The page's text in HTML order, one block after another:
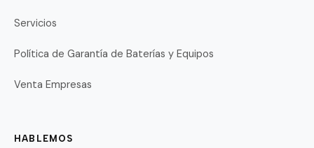
Servicios
Política de Garantía de Baterías y Equipos
Venta Empresas
HABLEMOS